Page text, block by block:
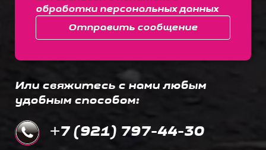
обработки персональных данных
Отправить сообщение
Или свяжитесь с нами любым
удобным способом:
+7 (921) 797-44-30